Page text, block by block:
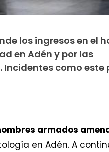
los ingresos en el
en Adén y por las
como este
armados
en Adén. A